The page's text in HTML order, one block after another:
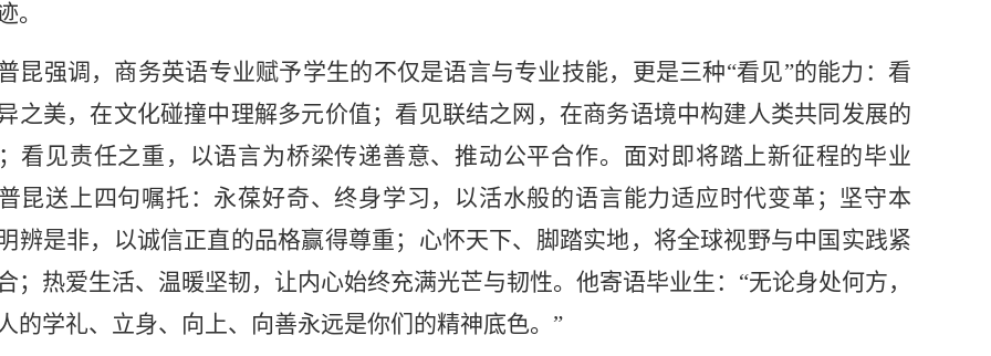
。
昆强调，商务英语专业赋予学生的不仅是语言与专业技能，更是三种“看见”的能力：看
之美，在文化碰撞中理解多元价值；看见联结之网，在商务语境中构建人类共同发展的
看见责任之重，以语言为桥梁传递善意、推动公平合作。面对即将踏上新征程的毕业
昆送上四句嘱托：永葆好奇、终身学习，以活水般的语言能力适应时代变革；坚守本
辨是非，以诚信正直的品格赢得尊重；心怀天下、脚踏实地，将全球视野与中国实践紧
；热爱生活、温暖坚韧，让内心始终充满光芒与韧性。他寄语毕业生：“无论身处何方，
的学礼、 立身、 向上、 向善永远是你们的精神底色。 ”